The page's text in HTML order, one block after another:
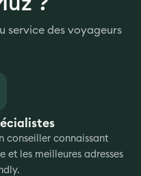
service des voyageurs
conseiller connaissant
les meilleures adresses